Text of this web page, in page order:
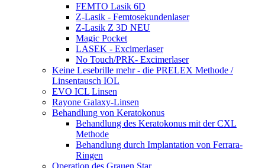
FEMTO Lasik 6D
Z-Lasik - Femtosekundenlaser
Z-Lasik Z 3D NEU
Magic Pocket
LASEK - Excimerlaser
No Touch/PRK- Excimerlaser
Keine Lesebrille mehr - die PRELEX Methode /
Linsentausch IOL
EVO ICL Linsen
Rayone Galaxy-Linsen
Behandlung von Keratokonus
Behandlung des Keratokonus mit der CXL
Methode
Behandlung durch Implantation von Ferrara-
Ringen
Operation des Grauen Star